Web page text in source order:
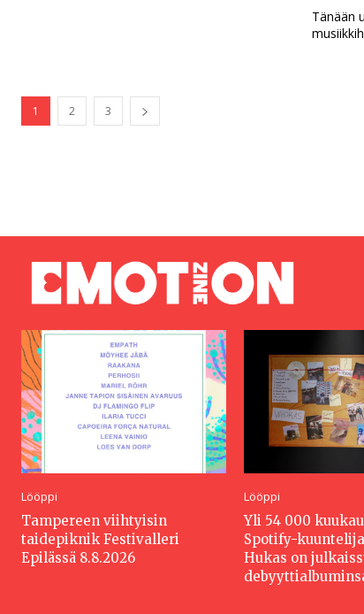
Tänään
1 2 3
Lööppi
Tampereen viihtyisin
taidepiknik Festivalleri
Epilässä 8.8.2026
Lööppi
Yli 54 000
Spotify-
Hukas on